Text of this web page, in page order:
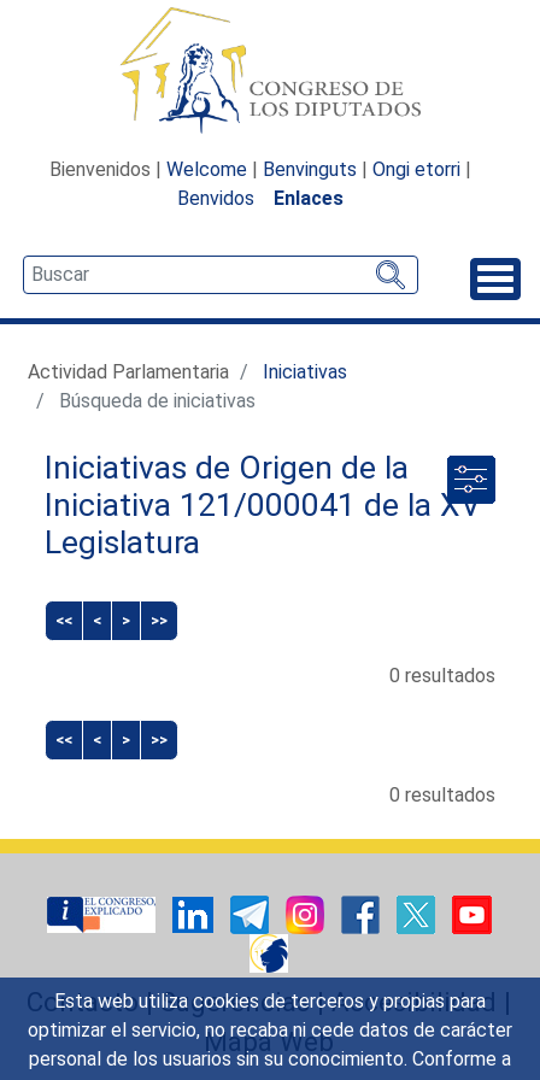
Esta web utiliza cookies de terceros y propias para
optimizar el servicio, no recaba ni cede datos de carácter
personal de los usuarios sin su conocimiento. Conforme a
Bienvenidos | Welcome | Benvinguts | Ongi etorri |
Benvidos
Enlaces
Actividad Parlamentaria
Iniciativas
Búsqueda de iniciativas
Iniciativas de Origen de la
Iniciativa 121/000041 de la XV
Legislatura
<< < > >>
0 resultados
<< < > >>
0 resultados
Contacto|Sugerencias|Accesibilidad |
Mapa Web